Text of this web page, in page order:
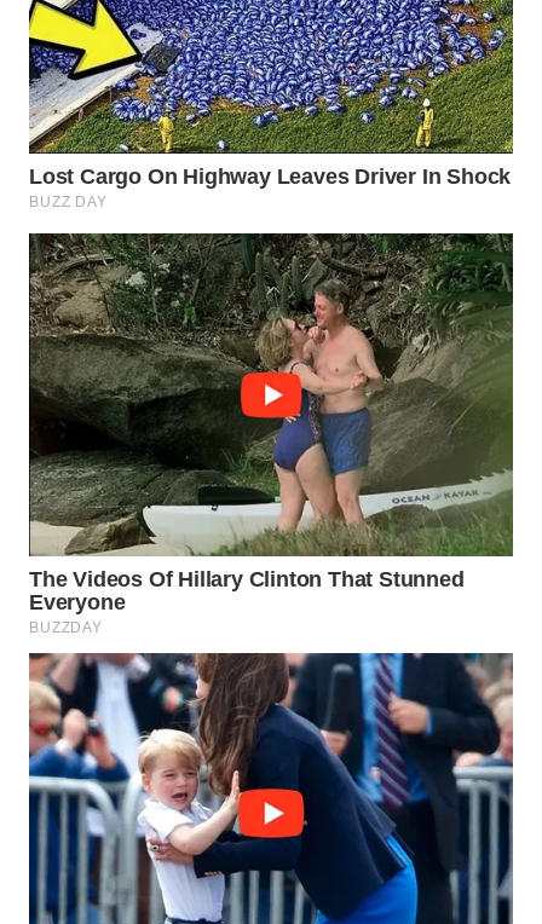
WN
PRIANGAN
TIMUR
WN
SEMARANG
SOLO
WN
BOROBUDUR
WN
MADURA
WN
SURABAYA
WN
NATUNA
WN
BINTAN
WN
MANDALIKA
LIKUPANG